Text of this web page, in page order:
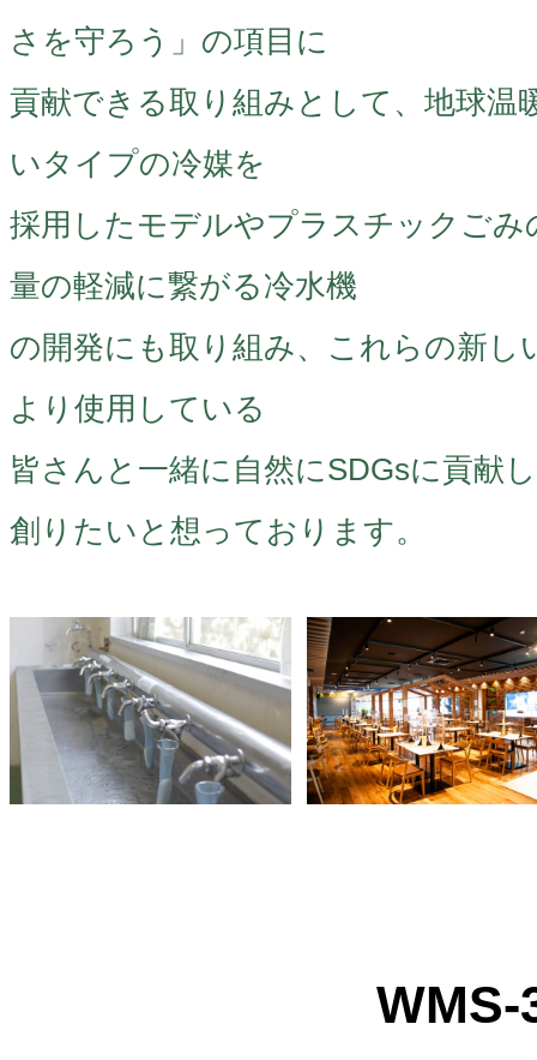
さを守ろう」の項目に
貢献できる取り組みとして、地球温
いタイプの冷媒を
採用したモデルやプラスチックごみ
量の軽減に繋がる冷水機
の開発にも取り組み、これらの新し
より使用している
皆さんと一緒に自然にSDGsに貢献
創りたいと想っております。
WMS-